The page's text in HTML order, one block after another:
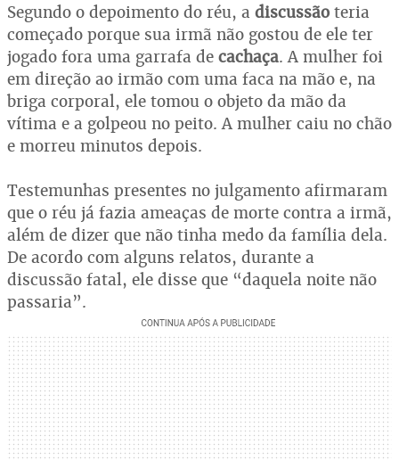
Segundo o depoimento do réu, a discussão teria
começado porque sua irmã não gostou de ele ter
jogado fora uma garrafa de cachaça. A mulher foi
em direção ao irmão com uma faca na mão e, na
briga corporal, ele tomou o objeto da mão da
vítima e a golpeou no peito. A mulher caiu no chão
e morreu minutos depois.
Testemunhas presentes no julgamento afirmaram
que o réu já fazia ameaças de morte contra a irmã,
além de dizer que não tinha medo da família dela.
De acordo com alguns relatos, durante a
discussão fatal, ele disse que “daquela noite não
passaria”.